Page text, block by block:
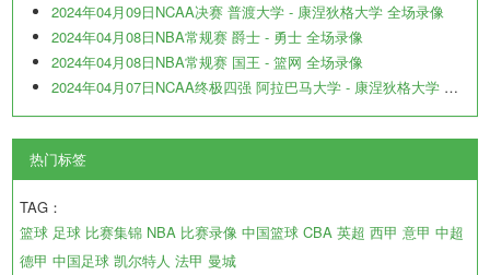
2024年04月09日NCAA决赛 普渡大学 - 康涅狄格大学 全场录像
2024年04月08日NBA常规赛 爵士 - 勇士 全场录像
2024年04月08日NBA常规赛 国王 - 篮网 全场录像
2024年04月07日NCAA终极四强 阿拉巴马大学 - 康涅狄格大学 全场录像
热门标签
TAG：
篮球 足球 比赛集锦 NBA 比赛录像 中国篮球 CBA 英超 西甲 意甲 中超
德甲 中国足球 凯尔特人 法甲 曼城